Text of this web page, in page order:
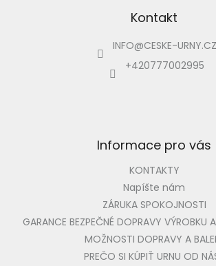
Kontakt
INFO@CESKE-URNY.CZ
+420777002995
Informace pro vás
KONTAKTY
Napíšte nám
ZÁRUKA SPOKOJNOSTI
GARANCE BEZPEČNÉ DOPRAVY VÝROBKU
MOŽNOSTI DOPRAVY A
PREČO SI KÚPIŤ URNU OD